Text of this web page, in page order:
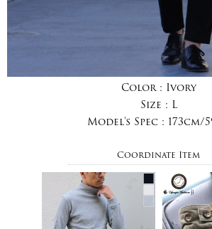
Color : Ivory
Size : L
Model's Spec : 173cm/
Coordinate Item